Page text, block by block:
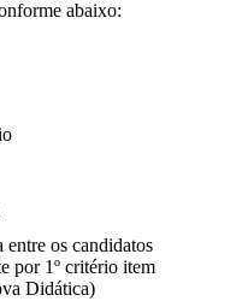
abaixo:
entre os candidatos
por 1º critério item
Didática)